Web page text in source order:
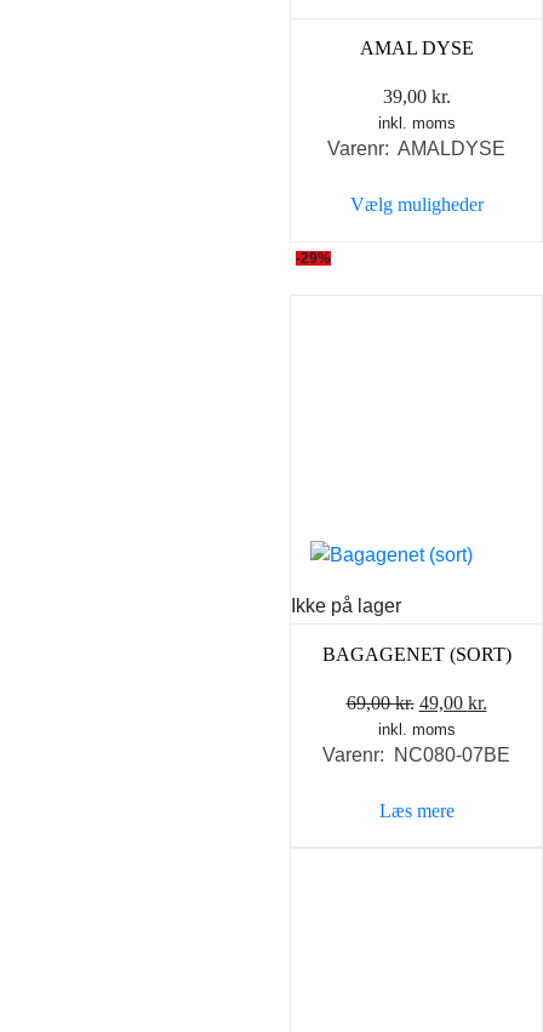
AMAL DYSE
39,00 kr.
inkl. moms
Varenr: AMALDYSE
Vælg muligheder
-29%
Ikke på lager
BAGAGENET (SORT)
69,00kr. Den
oprindelige
pris
69,00 kr..
49,00 kr.
pris
inkl. moms
Varenr: NC080-07BE
Læs mere